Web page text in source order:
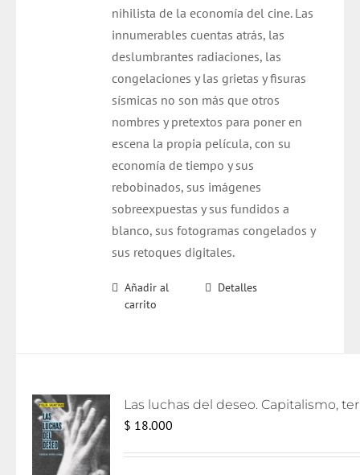
nihilista de la economía del cine. Las
innumerables cuentas atrás, las
deslumbrantes radiaciones, las
congelaciones y las grietas y fisuras
sísmicas no son más que otros
nombres y pretextos para poner en
escena la propia película, con su
economía de tiempo y sus
rebobinados, sus imágenes
sobreexpuestas y sus fundidos a
blanco, sus fotogramas congelados y
sus retoques digitales.
Añadir al
carrito
Detalles
Las
$ 18.000